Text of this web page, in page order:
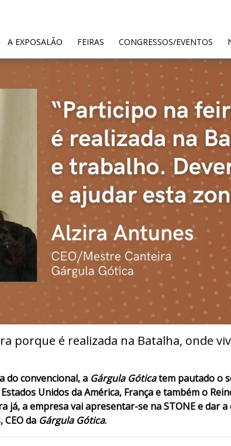
A EXPOSALÃO FEIRAS CONGRESSOS/EVENTOS
porque é realizada na Batalha, onde
do convencional, a Gárgula Góticatem pautado o
Unidos da América, França e também o
já, a empresa vai apresentar-se na STONE e dar
da Gárgula Gótica.